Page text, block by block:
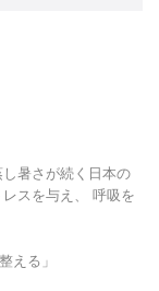
暑さが続く日本の
スを与え、 呼吸を
える」